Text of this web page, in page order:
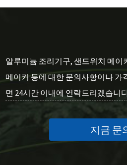
알루미늄 조리기구, 샌드위치 메이
메이커 등에 대한 문의사항이나 가
면 24시간 이내에 연락드리겠습니
지금 문